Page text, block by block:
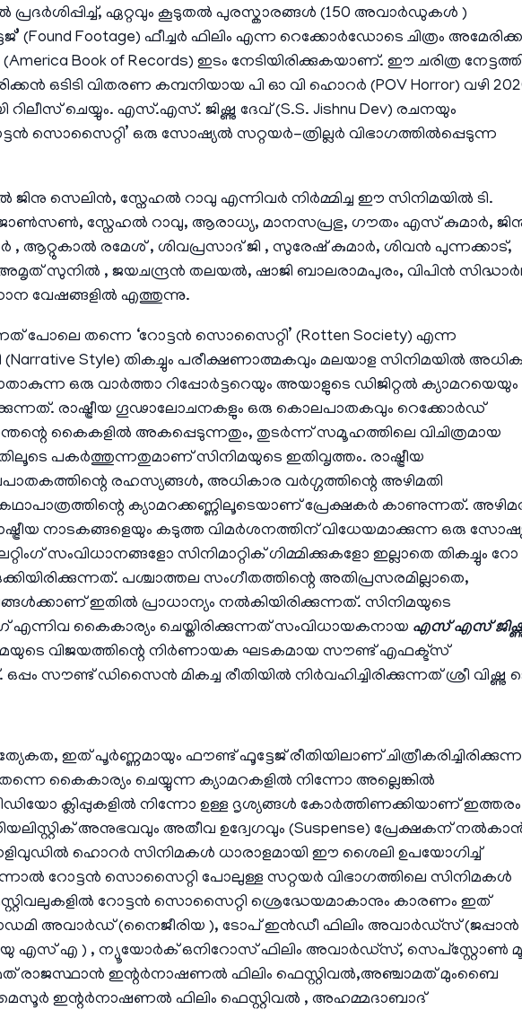
പ്രദർശിപ്പിച്ച്, ഏറ്റവും കൂടുതൽ പുരസ്കാരങ്ങൾ (150 അവാർഡുകൾ )
(Found Footage) ഫീച്ചർ ഫിലിം എന്ന റെക്കോർഡോടെ ചിത്രം അമേരിക്ക
Book of Records) ഇടം നേടിയിരിക്കുകയാണ്. ഈ ചരിത്ര
ഒടിടി വിതരണ കമ്പനിയായ പി ഓ വി ഹൊറർ (POV Horror) വഴി
ചെയ്യും. എസ്.എസ്. ജിഷ്ണു ദേവ് (S.S. Jishnu Dev) രചനയും
സൊസൈറ്റി’ ഒരു സോഷ്യൽ സറ്റയർ-ത്രില്ലർ വിഭാഗത്തിൽപ്പെടുന്ന
ജിനു സെലിൻ, സ്നേഹൽ റാവു എന്നിവർ നിർമ്മിച്ച ഈ സിനിമയിൽ ടി.
സ്നേഹൽ റാവു, ആരാധ്യ, മാനസപ്രഭു, ഗൗതം എസ് കുമാർ,
, ആറ്റുകാൽ രമേശ് , ശിവപ്രസാദ് ജി , സുരേഷ് കുമാർ, ശിവൻ പുന്നക്കാട്,
സുനിൽ , ജയചന്ദ്രൻ തലയൽ, ഷാജി ബാലരാമപുരം, വിപിൻ
വേഷങ്ങളിൽ എത്തുന്നു.
പോലെ തന്നെ ‘റോട്ടൻ സൊസൈറ്റി’ (Rotten Society) എന്ന
Style) തികച്ചും പരീക്ഷണാത്മകവും മലയാള സിനിമയിൽ
ഒരു വാർത്താ റിപ്പോർട്ടറെയും അയാളുടെ ഡിജിറ്റൽ ക്യാമറയെയും
രാഷ്ട്രീയ ഗൂഢാലോചനകളും ഒരു കൊലപാതകവും റെക്കോർഡ്
കൈകളിൽ അകപ്പെടുന്നതും, തുടർന്ന് സമൂഹത്തിലെ വിചിത്രമായ
പകർത്തുന്നതുമാണ് സിനിമയുടെ ഇതിവൃത്തം. രാഷ്ട്രീയ
രഹസ്യങ്ങൾ, അധികാര വർഗ്ഗത്തിന്റെ അഴിമതി
ക്യാമറക്കണ്ണിലൂടെയാണ് പ്രേക്ഷകർ കാണുന്നത്.
നാടകങ്ങളെയും കടുത്ത വിമർശനത്തിന് വിധേയമാക്കുന്ന ഒരു
സംവിധാനങ്ങളോ സിനിമാറ്റിക് ഗിമ്മിക്കുകളോ ഇല്ലാതെ തികച്ചും റോ
പശ്ചാത്തല സംഗീതത്തിന്റെ അതിപ്രസരമില്ലാതെ,
ഇതിൽ പ്രാധാന്യം നൽകിയിരിക്കുന്നത്. സിനിമയുടെ
എന്നിവ കൈകാര്യം ചെയ്തിരിക്കുന്നത് സംവിധായകനായ എസ് എസ്
വിജയത്തിന്റെ നിർണായക ഘടകമായ സൗണ്ട് എഫക്ട്സ്
സൗണ്ട് ഡിസൈൻ മികച്ച രീതിയിൽ നിർവഹിച്ചിരിക്കുന്നത് ശ്രീ വിഷ്ണു
ഇത് പൂർണ്ണമായും ഫൗണ്ട് ഫൂട്ടേജ് രീതിയിലാണ്
കൈകാര്യം ചെയ്യുന്ന ക്യാമറകളിൽ നിന്നോ അല്ലെങ്കിൽ
ക്ലിപ്പുകളിൽ നിന്നോ ഉള്ള ദൃശ്യങ്ങൾ കോർത്തിണക്കിയാണ് ഇത്തരം
അനുഭവവും അതീവ ഉദ്വേഗവും (Suspense) പ്രേക്ഷകന്
ഹൊറർ സിനിമകൾ ധാരാളമായി ഈ ശൈലി ഉപയോഗിച്ച്
റോട്ടൻ സൊസൈറ്റി പോലുള്ള സറ്റയർ വിഭാഗത്തിലെ സിനിമകൾ
റോട്ടൻ സൊസൈറ്റി ശ്രെദ്ധേയമാകാനും കാരണം ഇത്
അവാർഡ് (നൈജീരിയ ), ടോപ് ഇൻഡീ ഫിലിം അവാർഡ്‌സ് (ജപ്പാൻ
എസ് എ ) , ന്യൂയോർക് ഒനിറോസ് ഫിലിം അവാർഡ്‌സ്, സെപ്‌സ്റ്റോൺ
ഇന്റർനാഷണൽ ഫിലിം ഫെസ്റ്റിവൽ,അഞ്ചാമത് മുംബൈ
ഇന്റർനാഷണൽ ഫിലിം ഫെസ്റ്റിവൽ , അഹമ്മദാബാദ്